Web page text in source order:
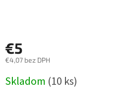
€5
€4,07 bez DPH
cena:
Skladom (10 ks)